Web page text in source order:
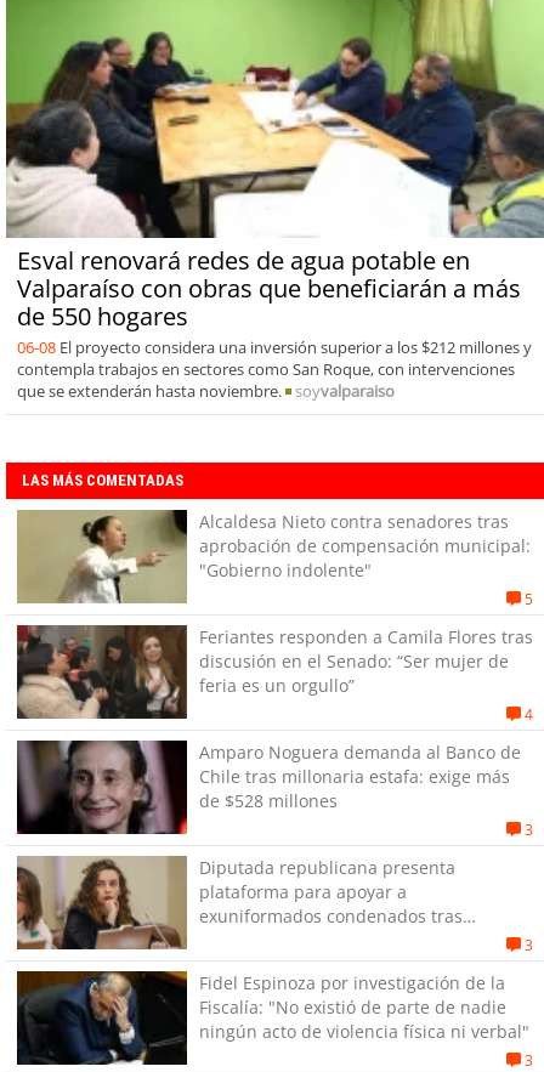
Esval renovará redes de agua potable en
Valparaíso con obras que beneficiarán a más
de 550 hogares
06-08 El proyecto considera una inversión superior a los $212 millones y
contempla trabajos en sectores como San Roque, con intervenciones
que se extenderán hasta noviembre.
soyvalparaiso
LAS MÁS COMENTADAS
Alcaldesa Nieto contra senadores tras
aprobación de compensación municipal:
"Gobierno indolente"
5
Feriantes responden a Camila Flores tras
discusión en el Senado: “Ser mujer de
feria es un orgullo”
4
Amparo Noguera demanda al Banco de
Chile tras millonaria estafa: exige más
de $528 millones
3
Diputada republicana presenta
plataforma para apoyar a
exuniformados condenados tras
3
Fidel Espinoza por investigación de la
Fiscalía: "No existió de parte de nadie
ningún acto de violencia física ni verbal"
3